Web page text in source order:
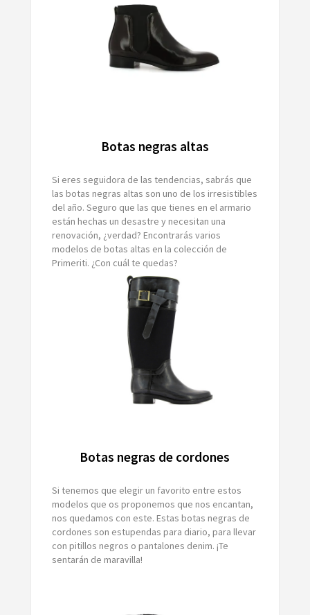
Botas negras altas
Si eres seguidora de las tendencias, sabrás que
las botas negras altas son uno de los irresistibles
del año. Seguro que las que tienes en el armario
están hechas un desastre y necesitan una
renovación, ¿verdad? Encontrarás varios
modelos de botas altas en la colección de
Primeriti. ¿Con cuál te quedas?
Botas negras de cordones
Si tenemos que elegir un favorito entre estos
modelos que os proponemos que nos encantan,
nos quedamos con este. Estas botas negras de
cordones son estupendas para diario, para llevar
con pitillos negros o pantalones denim. ¡Te
sentarán de maravilla!